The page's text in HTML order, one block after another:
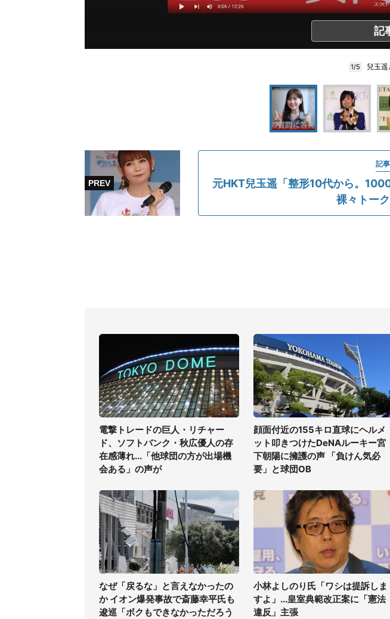
記
1/5 兒玉遥
記
元HKT兒玉遥「整形10代から。
裸々トー
電撃トレードの巨人・リチャー
ド、ソフトバンク・秋広優人の存
在感薄れ...「他球団の方が出場機
会ある」の声が
顔面付近の155キロ直球にヘルメ
ット叩きつけたDeNAルーキー宮
下朝陽に擁護の声 「負けん気必
要」と球団OB
なぜ「戻るな」と言えなかったの
か イオン爆発事故で斎藤幸平氏も
逡巡「ボクもできなかっただろう
小林よしのり氏「ワシは提訴しま
すよ」...皇室典範改正案に「憲法
違反」主張